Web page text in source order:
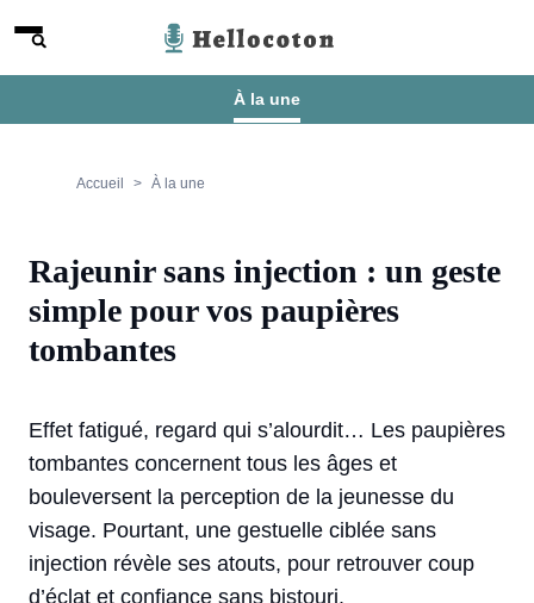
Menu
À la une
Accueil À la une
Rajeunir sans injection : un geste
simple pour vos paupières
tombantes
Effet fatigué, regard qui s’alourdit… Les paupières
tombantes concernent tous les âges et
bouleversent la perception de la jeunesse du
visage. Pourtant, une gestuelle ciblée sans
injection révèle ses atouts, pour retrouver coup
d’éclat et confiance sans bistouri.